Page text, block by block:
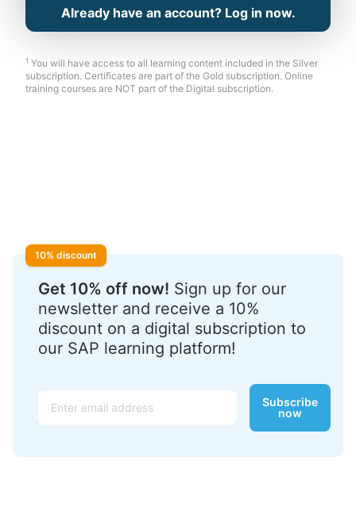
Already have an account? Log in now.
1 You will have access to all learning content included in the Silver
subscription. Certificates are part of the Gold subscription. Online
training courses are NOT part of the Digital subscription.
10% discount
Get 10% off now! Sign up for our
newsletter and receive a 10%
discount on a digital subscription to
our SAP learning platform!
Subscribe
now